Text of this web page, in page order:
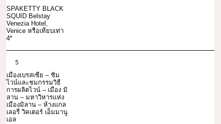
SPAKETTY BLACK
SQUID Belstay
Venezia Hotel,
Venice หรือเทียบเท่า
4*
5
เมืองเบรสเซีย – ชิม
ไวน์และชมกรรมวิธี
การผลิตไวน์ – เมือง มิ
ลาน – มหาวิหารแห่ง
เมืองมิลาน – ห้างแกล
เลอรี่ วิคเตอร์ เอ็มมานู
เอล